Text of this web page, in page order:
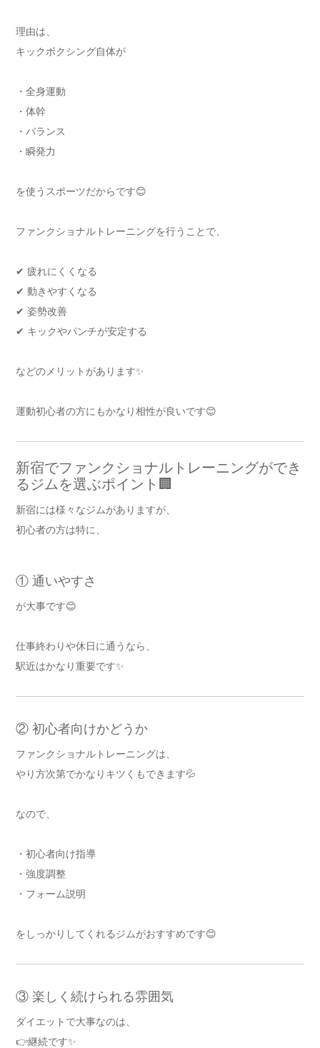
理由は、
キックボクシング自体が
・全身運動
・体幹
・バランス
・瞬発力
を使うスポーツだからです😊
ファンクショナルトレーニングを行うことで、
✔ 疲れにくくなる
✔ 動きやすくなる
✔ 姿勢改善
✔ キックやパンチが安定する
などのメリットがあります✨
運動初心者の方にもかなり相性が良いです😊
新宿でファンクショナルトレーニングができ
るジムを選ぶポイント🏢
新宿には様々なジムがありますが、
初心者の方は特に、
① 通いやすさ
が大事です😊
仕事終わりや休日に通うなら、
駅近はかなり重要です✨
② 初心者向けかどうか
ファンクショナルトレーニングは、
やり方次第でかなりキツくもできます💦
なので、
・初心者向け指導
・強度調整
・フォーム説明
をしっかりしてくれるジムがおすすめです😊
③ 楽しく続けられる雰囲気
ダイエットで大事なのは、
👉継続です✨